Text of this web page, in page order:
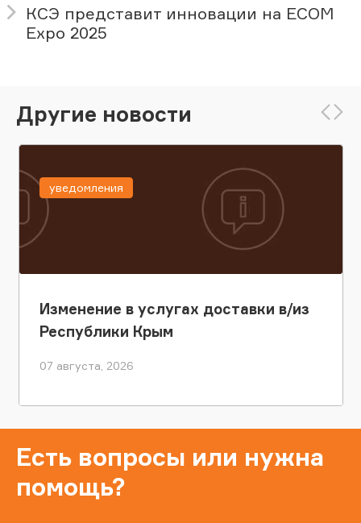
КСЭ представит инновации на ECOM
Expo 2025
Другие новости
Изменение в услугах доставки в/из
Республики Крым
07 августа, 2026
уведомления
Есть вопросы или нужна
помощь?